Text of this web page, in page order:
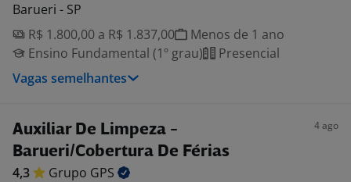
Barueri - SP
R$ 1.800,00 a R$ 1.837,00
Menos de 1 ano
Ensino Fundamental (1º grau)
Presencial
Vagas semelhantes
Auxiliar De Limpeza -
Barueri/Cobertura De Férias
4 ago
4,3 Grupo GPS